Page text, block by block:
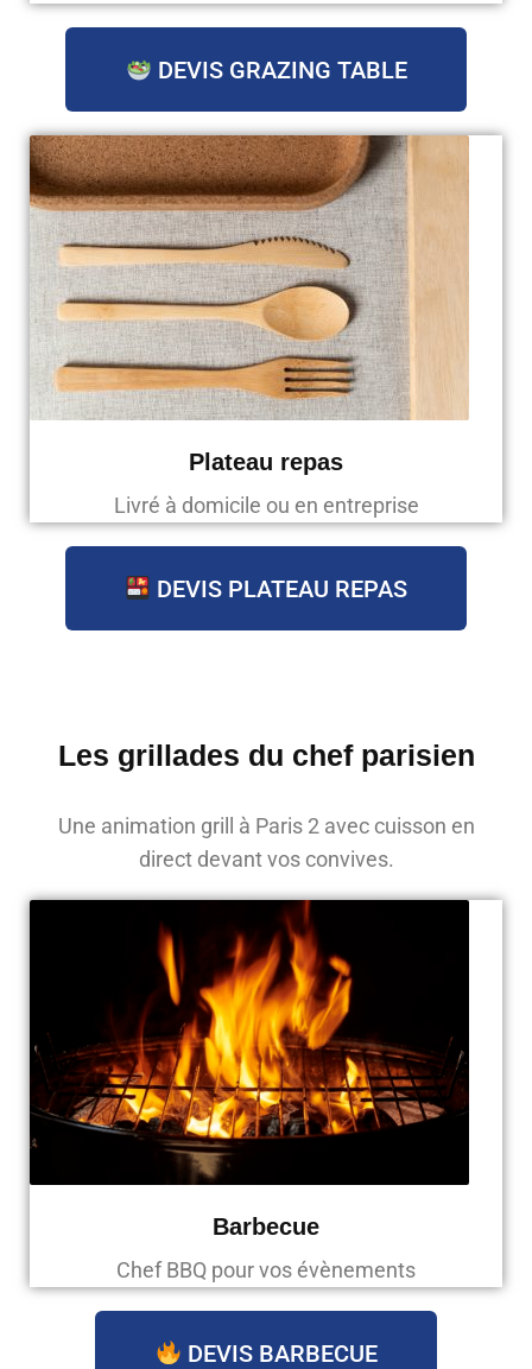
DEVIS GRAZING TABLE
Plateau repas
Livré à domicile ou en entreprise
DEVIS PLATEAU REPAS
Les grillades du chef parisien
Une animation grill à Paris 2 avec cuisson en
direct devant vos convives.
Barbecue
Chef BBQ pour vos évènements
DEVIS BARBECUE